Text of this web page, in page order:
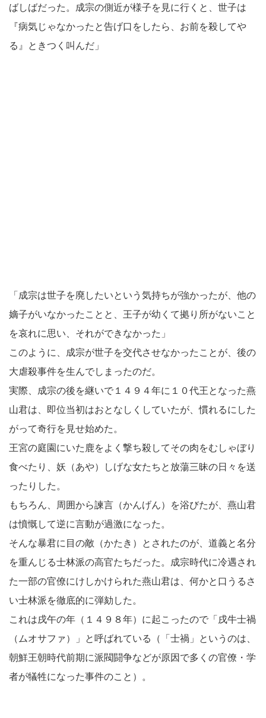
ばしばだった。成宗の側近が様子を見に行くと、世子は
『病気じゃなかったと告げ口をしたら、お前を殺してや
る』ときつく叫んだ」
「成宗は世子を廃したいという気持ちが強かったが、他の
嫡子がいなかったことと、王子が幼くて拠り所がないこと
を哀れに思い、それができなかった」
このように、成宗が世子を交代させなかったことが、後の
大虐殺事件を生んでしまったのだ。
実際、成宗の後を継いで１４９４年に１０代王となった燕
山君は、即位当初はおとなしくしていたが、慣れるにした
がって奇行を見せ始めた。
王宮の庭園にいた鹿をよく撃ち殺してその肉をむしゃぼり
食べたり、妖（あや）しげな女たちと放蕩三昧の日々を送
ったりした。
もちろん、周囲から諫言（かんげん）を浴びたが、燕山君
は憤慨して逆に言動が過激になった。
そんな暴君に目の敵（かたき）とされたのが、道義と名分
を重んじる士林派の高官たちだった。成宗時代に冷遇され
た一部の官僚にけしかけられた燕山君は、何かと口うるさ
い士林派を徹底的に弾劾した。
これは戌午の年（１４９８年）に起こったので「戌牛士禍
（ムオサファ）」と呼ばれている（「士禍」というのは、
朝鮮王朝時代前期に派閥闘争などが原因で多くの官僚・学
者が犠牲になった事件のこと）。